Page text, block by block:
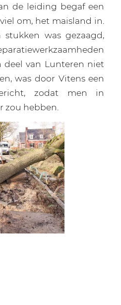
de leiding begaf een
om, het maisland in.
was gezaagd,
deel van Lunteren niet
was door Vitens een
zodat men in
zou hebben.